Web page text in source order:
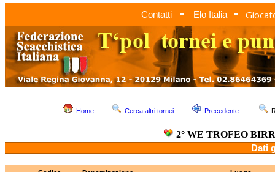
Contatti Elo Italia
Home Cerca altri tornei Precedente
2° WE TROFEO
Dati